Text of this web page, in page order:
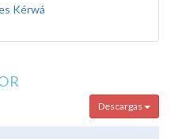
Kérwá
Descargas